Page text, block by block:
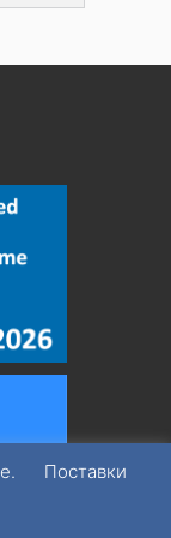
Поставки